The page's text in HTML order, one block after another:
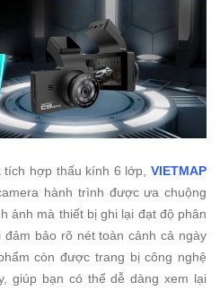
hợp thấu kính 6 lớp, VIETMAP
hành trình được ưa chuộng
ảnh mà thiết bị ghi lại đạt độ phân
bảo rõ nét toàn cảnh cả ngày
còn được trang bị công nghệ
giúp bạn có thể dễ dàng xem lại